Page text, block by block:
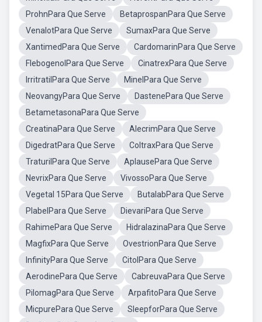
ProhnPara Que Serve
BetaprospanPara Que Serve
VenalotPara Que Serve
SumaxPara Que Serve
XantimedPara Que Serve
CardomarinPara Que Serve
FlebogenolPara Que Serve
CinatrexPara Que Serve
IrritratilPara Que Serve
MinelPara Que Serve
NeovangyPara Que Serve
DastenePara Que Serve
BetametasonaPara Que Serve
CreatinaPara Que Serve
AlecrimPara Que Serve
DigedratPara Que Serve
ColtraxPara Que Serve
TraturilPara Que Serve
AplausePara Que Serve
NevrixPara Que Serve
VivossoPara Que Serve
Vegetal 15Para Que Serve
ButalabPara Que Serve
PlabelPara Que Serve
DievariPara Que Serve
RahimePara Que Serve
HidralazinaPara Que Serve
MagfixPara Que Serve
OvestrionPara Que Serve
InfinityPara Que Serve
CitolPara Que Serve
AerodinePara Que Serve
CabreuvaPara Que Serve
PilomagPara Que Serve
ArpafitoPara Que Serve
MicpurePara Que Serve
SleepforPara Que Serve